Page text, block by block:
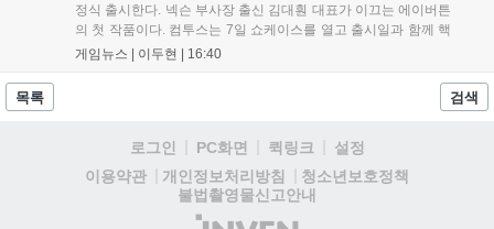
정식 출시한다. 넥슨 부사장 출신 김대훤 대표가 이끄는 에이버튼
의 첫 작품이다. 컴투스는 7일 쇼케이스를 열고 출시일과 함께 핵
심 콘텐츠, 유료화 정책, 운영 방향을 공개했다. 캐릭터명 선점은
게임뉴스 | 이두현 16:40
목록 검색
로그인 PC화면 퀵링크
설정
이용약관
개인정보처리방침
청소년보호정책
불법촬영물신고안내
(주)